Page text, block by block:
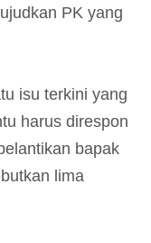
PK yang
isu terkini yang
harus direspon
bapak
lima